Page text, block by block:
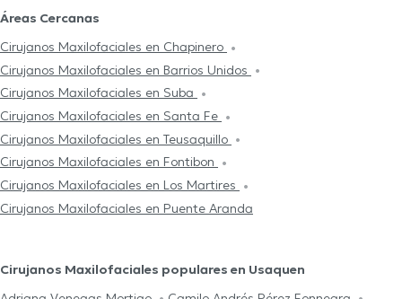
Áreas Cercanas
Cirujanos Maxilofaciales en Chapinero
Cirujanos Maxilofaciales en Barrios Unidos
Cirujanos Maxilofaciales en Suba
Cirujanos Maxilofaciales en Santa Fe
Cirujanos Maxilofaciales en Teusaquillo
Cirujanos Maxilofaciales en Fontibon
Cirujanos Maxilofaciales en Los Martires
Cirujanos Maxilofaciales en Puente Aranda
Cirujanos Maxilofaciales populares en Usaquen